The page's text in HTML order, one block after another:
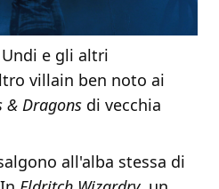
e gli altri
villain ben noto ai
& Dragons di vecchia
all'alba stessa di